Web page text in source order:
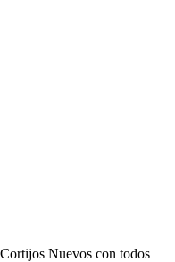
Nuevos con todos